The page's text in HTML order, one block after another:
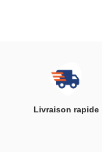
Livraison rapide